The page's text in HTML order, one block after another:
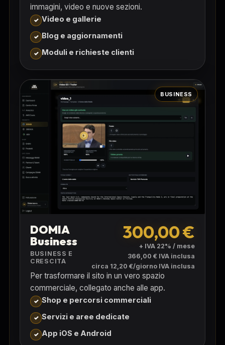
immagini, video e nuove sezioni.
Video e gallerie
Blog e aggiornamenti
Moduli e richieste clienti
BUSINESS
DOMIA
Business
BUSINESS E
CRESCITA
300,00 €
+ IVA 22% / mese
366,00 € IVA inclusa
circa 12,20 €/giorno IVA inclusa
Per trasformare il sito in un vero spazio
commerciale, collegato anche alle app.
Shop e percorsi commerciali
Servizi e aree dedicate
App iOS e Android